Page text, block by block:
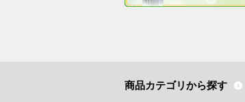
商品カテゴリから探す